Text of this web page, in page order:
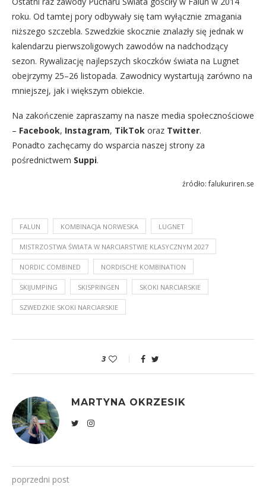
roku. Od tamtej pory odbywały się tam wyłącznie zmagania
niższego szczebla. Szwedzkie skocznie znalazły się jednak w
kalendarzu pierwszoligowych zawodów na nadchodzący
sezon. Rywalizację najlepszych skoczków świata na Lugnet
obejrzymy 25–26 listopada. Zawodnicy wystartują zarówno na
mniejszej, jak i większym obiekcie.
Na zakończenie zapraszamy na nasze media społecznościowe
– Facebook, Instagram, TikTok oraz Twitter.
Ponadto zachęcamy do wsparcia naszej strony za
pośrednictwem Suppi.
źródło: falukuriren.se
FALUN KOMBINACJA NORWESKA LUGNET
MISTRZOSTWA ŚWIATA W NARCIARSTWIE KLASYCZNYM 2027
NORDIC COMBINED NORDISCHE KOMBINATION
SKIJUMPING SKISPRINGEN SKOKI NARCIARSKIE
SZWEDZKIE SKOKI NARCIARSKIE
3
MARTYNA OKRZESIK
poprzedni post